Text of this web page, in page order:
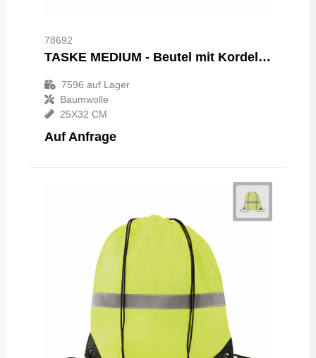
78692
TASKE MEDIUM - Beutel mit Kordelzug M
7596 auf Lager
Baumwolle
25X32 CM
Auf Anfrage